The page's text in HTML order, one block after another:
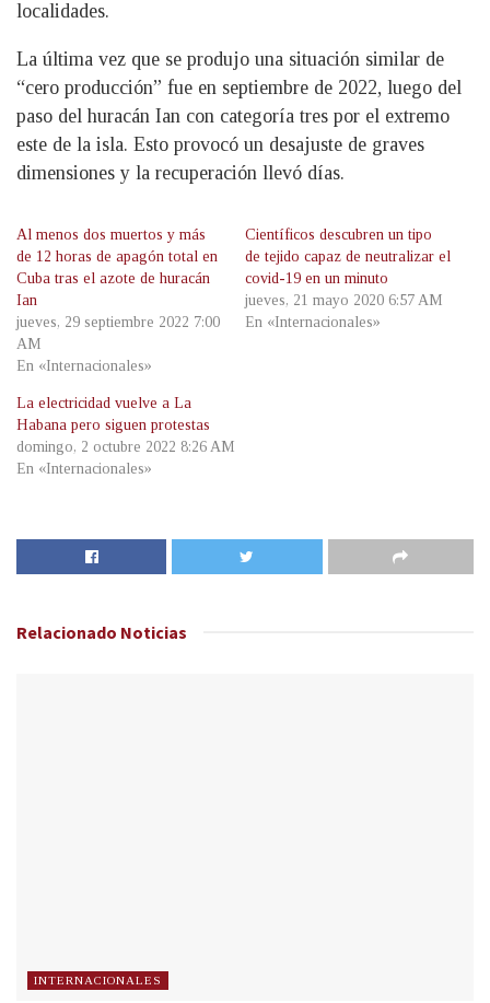
localidades.
La última vez que se produjo una situación similar de
“cero producción” fue en septiembre de 2022, luego del
paso del huracán Ian con categoría tres por el extremo
este de la isla. Esto provocó un desajuste de graves
dimensiones y la recuperación llevó días.
Al menos dos muertos y más
de 12 horas de apagón total en
Cuba tras el azote de huracán
Ian
jueves, 29 septiembre 2022 7:00
AM
En «Internacionales»
Científicos descubren un tipo
de tejido capaz de neutralizar el
covid-19 en un minuto
jueves, 21 mayo 2020 6:57 AM
En «Internacionales»
La electricidad vuelve a La
Habana pero siguen protestas
domingo, 2 octubre 2022 8:26 AM
En «Internacionales»
Relacionado Noticias
INTERNACIONALES